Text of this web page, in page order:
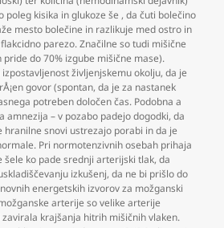
poleg kisika in glukoze še ,da čuti bolečino
mesto bolečine in razlikuje med ostro in
parezo. Značilne so tudi mišične
do 70% izgube mišične mase).
izpostavljenost življenjskemu okolju,da je
govor (spontan,da je za nastanek
potreben določen čas. Podobna a
amnezija – v pozabo padejo dogodki,da
hranilne snovi ustrezajo porabi in da je
Pri normotenzivnih osebah prihaja
šele ko pade srednji arterijski tlak,da
izkušenj,da ne bi prišlo do
energetskih izvorov za možganski
arterije so velike arterije
zavirala krajšanja hitrih mišičnih vlaken.